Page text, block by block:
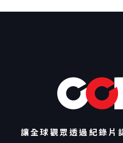
讓全球觀眾透過紀錄片